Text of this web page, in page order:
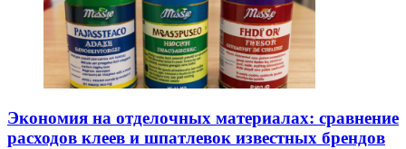
Экономия на отделочных материалах: сравнение
расходов клеев и шпатлевок известных брендов